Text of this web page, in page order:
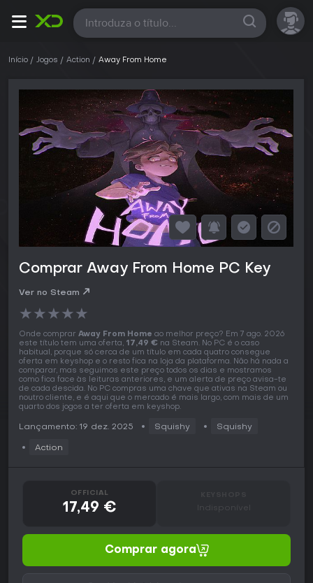
Todas
Início Jogos Action Away From Home
Comprar Away From Home PC Key
Ver no Steam
★★★★★
Onde comprar Away From Home ao melhor preço? Em 7 ago. 2026
este título tem uma oferta, 17,49 € na Steam. No PC é o caso
habitual, porque só cerca de um título em cada quatro consegue
oferta em keyshop e o resto fica na loja da plataforma. Não há nada a
comparar, mas seguimos este preço todos os dias e mostramos
como fica face às leituras anteriores, e um alerta de preço avisa-te
de cada descida. No PC compras uma chave que ativas na Steam ou
noutro cliente, e é aqui que o mercado é mais largo, com mais de um
quarto dos jogos a ter oferta em keyshop.
Lançamento: 19 dez. 2025 Squishy Squishy
Action
OFFICIAL
17,49 € Indisponível
Comprar agora